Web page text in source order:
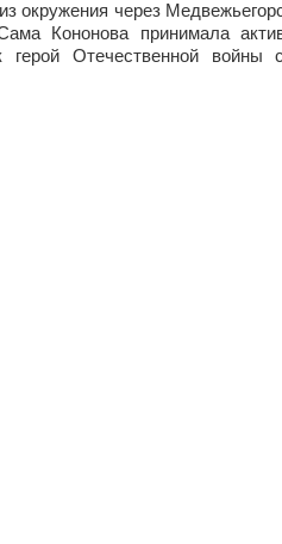
окружения через
Кононова принимала
герой Отечественной